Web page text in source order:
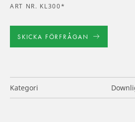
ART NR. KL300*
SKICKA FÖRFRÅGAN
Kategori